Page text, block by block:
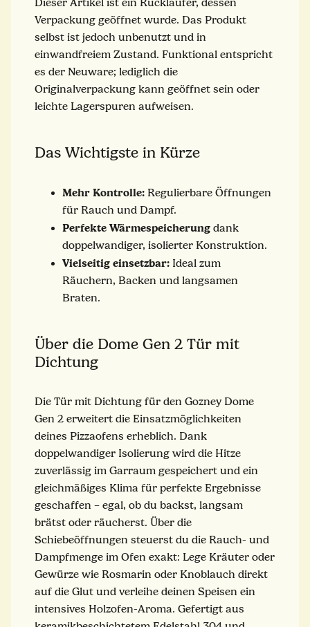
Dieser Artikel ist ein Rückläufer, dessen
Verpackung geöffnet wurde. Das Produkt
selbst ist jedoch unbenutzt und in
einwandfreiem Zustand. Funktional entspricht
es der Neuware; lediglich die
Originalverpackung kann geöffnet sein oder
leichte Lagerspuren aufweisen.
Das Wichtigste in Kürze
Mehr Kontrolle: Regulierbare Öffnungen
für Rauch und Dampf.
Perfekte Wärmespeicherung dank
doppelwandiger, isolierter Konstruktion.
Vielseitig einsetzbar: Ideal zum
Räuchern, Backen und langsamen
Braten.
Über die Dome Gen 2 Tür mit
Dichtung
Die Tür mit Dichtung für den Gozney Dome
Gen 2 erweitert die Einsatzmöglichkeiten
deines Pizzaofens erheblich. Dank
doppelwandiger Isolierung wird die Hitze
zuverlässig im Garraum gespeichert und ein
gleichmäßiges Klima für perfekte Ergebnisse
geschaffen – egal, ob du backst, langsam
brätst oder räucherst. Über die
Schiebeöffnungen steuerst du die Rauch- und
Dampfmenge im Ofen exakt: Lege Kräuter oder
Gewürze wie Rosmarin oder Knoblauch direkt
auf die Glut und verleihe deinen Speisen ein
intensives Holzofen-Aroma. Gefertigt aus